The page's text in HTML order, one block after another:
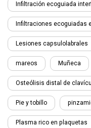
Infiltración ecoguiada
Infiltraciones ecoguiadas
Lesiones capsulolabrales
mareos Muñeca
Osteólisis distal de
Pie y tobillo
Plasma rico en plaquetas